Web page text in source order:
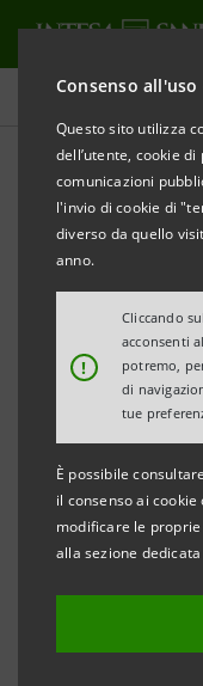
Consenso
Questo sito utilizza
dell’utente, cookie
comunicazioni
l'invio di cookie di
diverso da quello
anno.
!
Cliccando
acconsenti
potremo,
di
tue
È possibile
il consenso ai
modificare le
alla sezione dedicata
Tutti i progetti
EDUCAZIONE